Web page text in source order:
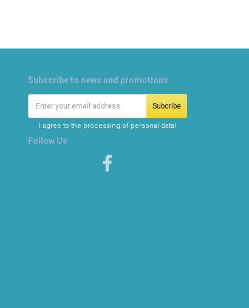
Subscribe to news and promotions
I agree to the processing of personal data!
Follow Us